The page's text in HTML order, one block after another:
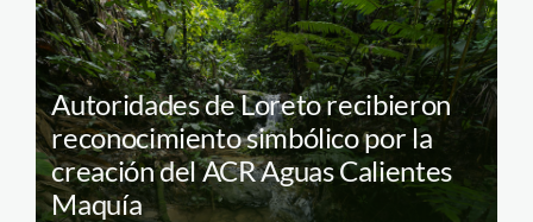
Autoridades de Loreto recibieron
reconocimiento simbólico por la
creación del ACR Aguas Calientes
Maquía